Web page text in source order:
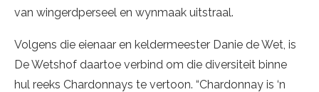
van wingerdperseel en wynmaak uitstraal.
Volgens die eienaar en keldermeester Danie de Wet, is
De Wetshof daartoe verbind om die diversiteit binne
hul reeks Chardonnays te vertoon. “Chardonnay is ‘n